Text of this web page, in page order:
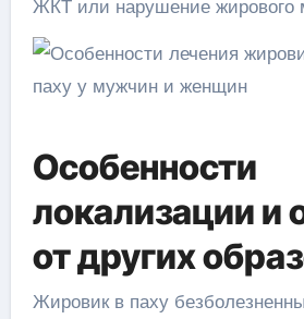
ЖКТ или нарушение жирового
Особенности
локализации и
от других
Жировик в паху